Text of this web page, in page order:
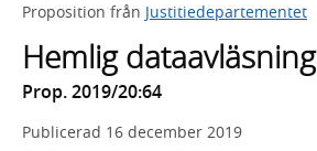
framträder
lista
med
sökförslag
Proposition från Justitiedepartementet
Hemlig dataavläsning
Prop. 2019/20:64
Publicerad 16 december 2019